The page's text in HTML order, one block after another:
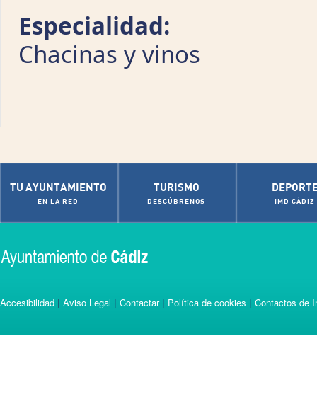
Especialidad:
Chacinas y vinos
TU AYUNTAMIENTO
EN LA RED
TURISMO
DESCÚBRENOS IMD CÁDIZ
Accesibilidad | Aviso Legal | Contactar| Política de cookies | Contactos de